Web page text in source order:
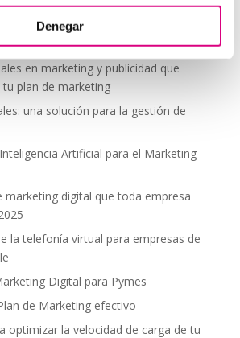
Denegar
para el trabajo remoto: comunícate
en marketing y publicidad que
tu plan de marketing
una solución para la gestión de
Artificial para el Marketing
marketing digital que toda empresa
la telefonía virtual para empresas de
Digital para Pymes
de Marketing efectivo
optimizar la velocidad de carga de tu